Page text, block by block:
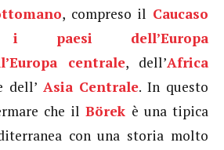
, compreso il Caucaso
i paesi dell’Europa
centrale, dell’Africa
dell’ Asia Centrale. In questo
che il Börek è una tipica
con una storia molto